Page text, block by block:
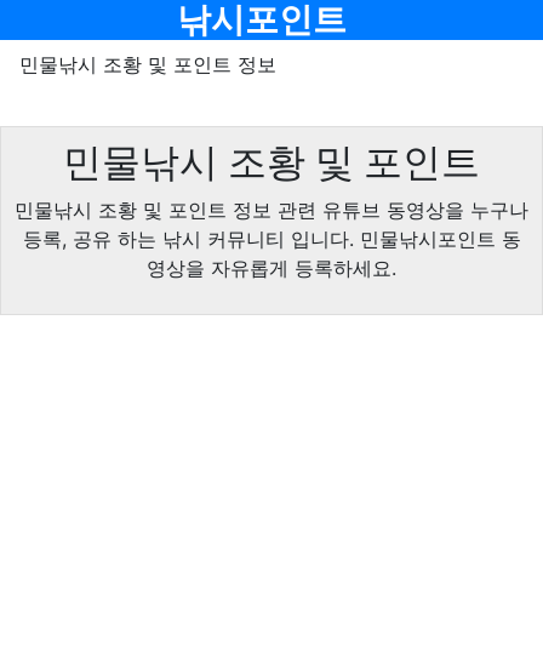
낚시포인트
민물낚시 조황 및 포인트 정보
민물낚시 조황 및 포인트
민물낚시 조황 및 포인트 정보 관련 유튜브 동영상을 누구나
등록, 공유 하는 낚시 커뮤니티 입니다. 민물낚시포인트 동
영상을 자유롭게 등록하세요.